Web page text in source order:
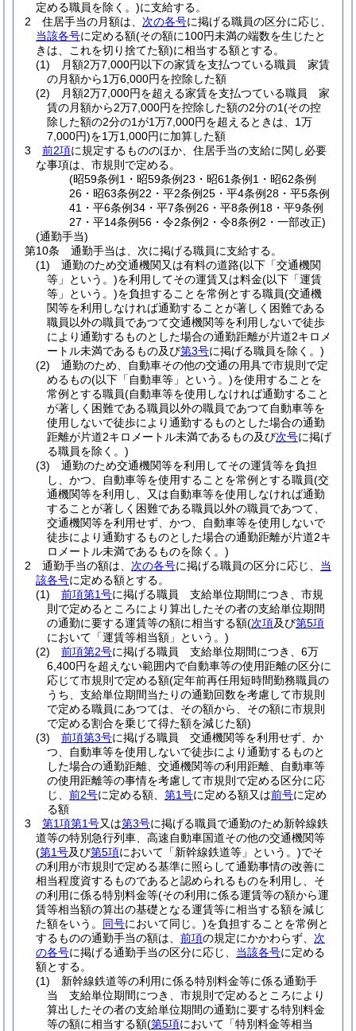
定める職員を除く。)に支給する。
2
住居手当の月額は、 次の各号に掲げる職員の区分に応じ、
当該各号に定める額(その額に100円未満の端数を生じたと
きは、これを切り捨てた額)に相当する額とする。
(1)
月額2万7,000円以下の家賃を支払つている職員 家賃
の月額から1万6,000円を控除した額
(2)
月額2万7,000円を超える家賃を支払つている職員 家
賃の月額から2万7,000円を控除した額の2分の1(その控
除した額の2分の1が1万7,000円を超えるときは、1万
7,000円)を1万1,000円に加算した額
3
前2項に規定するもののほか、住居手当の支給に関し必要
な事項は、市規則で定める。
(昭59条例1・昭59条例23・昭61条例1・昭62条例
26・昭63条例22・平2条例25・平4条例28・平5条例
41・平6条例34・平7条例26・平8条例18・平9条例
27・平14条例56・令2条例2・令8条例2・一部改正)
(通勤手当)
第10条
通勤手当は、次に掲げる職員に支給する。
(1)
通勤のため交通機関又は有料の道路(以下「交通機関
等」という。)を利用してその運賃又は料金(以下「運賃
等」という。)を負担することを常例とする職員(交通機
関等を利用しなければ通勤することが著しく困難である
職員以外の職員であつて交通機関等を利用しないで徒歩
により通勤するものとした場合の通勤距離が片道2キロメ
ートル未満であるもの及び第3号に掲げる職員を除く。)
(2)
通勤のため、自動車その他の交通の用具で市規則で定
めるもの(以下「自動車等」という。)を使用することを
常例とする職員(自動車等を使用しなければ通勤すること
が著しく困難である職員以外の職員であつて自動車等を
使用しないで徒歩により通勤するものとした場合の通勤
距離が片道2キロメートル未満であるもの及び次号に掲げ
る職員を除く。)
(3)
通勤のため交通機関等を利用してその運賃等を負担
し、かつ、自動車等を使用することを常例とする職員(交
通機関等を利用し、又は自動車等を使用しなければ通勤
することが著しく困難である職員以外の職員であつて、
交通機関等を利用せず、かつ、自動車等を使用しないで
徒歩により通勤するものとした場合の通勤距離が片道2キ
ロメートル未満であるものを除く。)
2
通勤手当の額は、 次の各号に掲げる職員の区分に応じ、 当
該各号に定める額とする。
(1)
前項第1号に掲げる職員 支給単位期間につき、市規
則で定めるところにより算出したその者の支給単位期間
の通勤に要する運賃等の額に相当する額(次項及び第5項
において「運賃等相当額」という。)
(2)
前項第2号に掲げる職員 支給単位期間につき、6万
6,400円を超えない範囲内で自動車等の使用距離の区分に
応じて市規則で定める額(定年前再任用短時間勤務職員の
うち、支給単位期間当たりの通勤回数を考慮して市規則
で定める職員にあつては、その額から、その額に市規則
で定める割合を乗じて得た額を減じた額)
(3)
前項第3号に掲げる職員 交通機関等を利用せず、か
つ、自動車等を使用しないで徒歩により通勤するものと
した場合の通勤距離、交通機関等の利用距離、自動車等
の使用距離等の事情を考慮して市規則で定める区分に応
じ、 前2号に定める額、 第1号に定める額又は前号に定め
る額
3
第1項第1号又は第3号に掲げる職員で通勤のため新幹線鉄
道等の特別急行列車、高速自動車国道その他の交通機関等
(第1号及び第5項において「新幹線鉄道等」という。)でそ
の利用が市規則で定める基準に照らして通勤事情の改善に
相当程度資するものであると認められるものを利用し、そ
の利用に係る特別料金等(その利用に係る運賃等の額から運
賃等相当額の算出の基礎となる運賃等に相当する額を減じ
た額をいう。 同号において同じ。)を負担することを常例と
するものの通勤手当の額は、 前項の規定にかかわらず、 次
の各号に掲げる通勤手当の区分に応じ、 当該各号に定める
額とする。
(1)
新幹線鉄道等の利用に係る特別料金等に係る通勤手
当 支給単位期間につき、市規則で定めるところにより
算出したその者の支給単位期間の通勤に要する特別料金
等の額に相当する額(第5項において「特別料金等相当